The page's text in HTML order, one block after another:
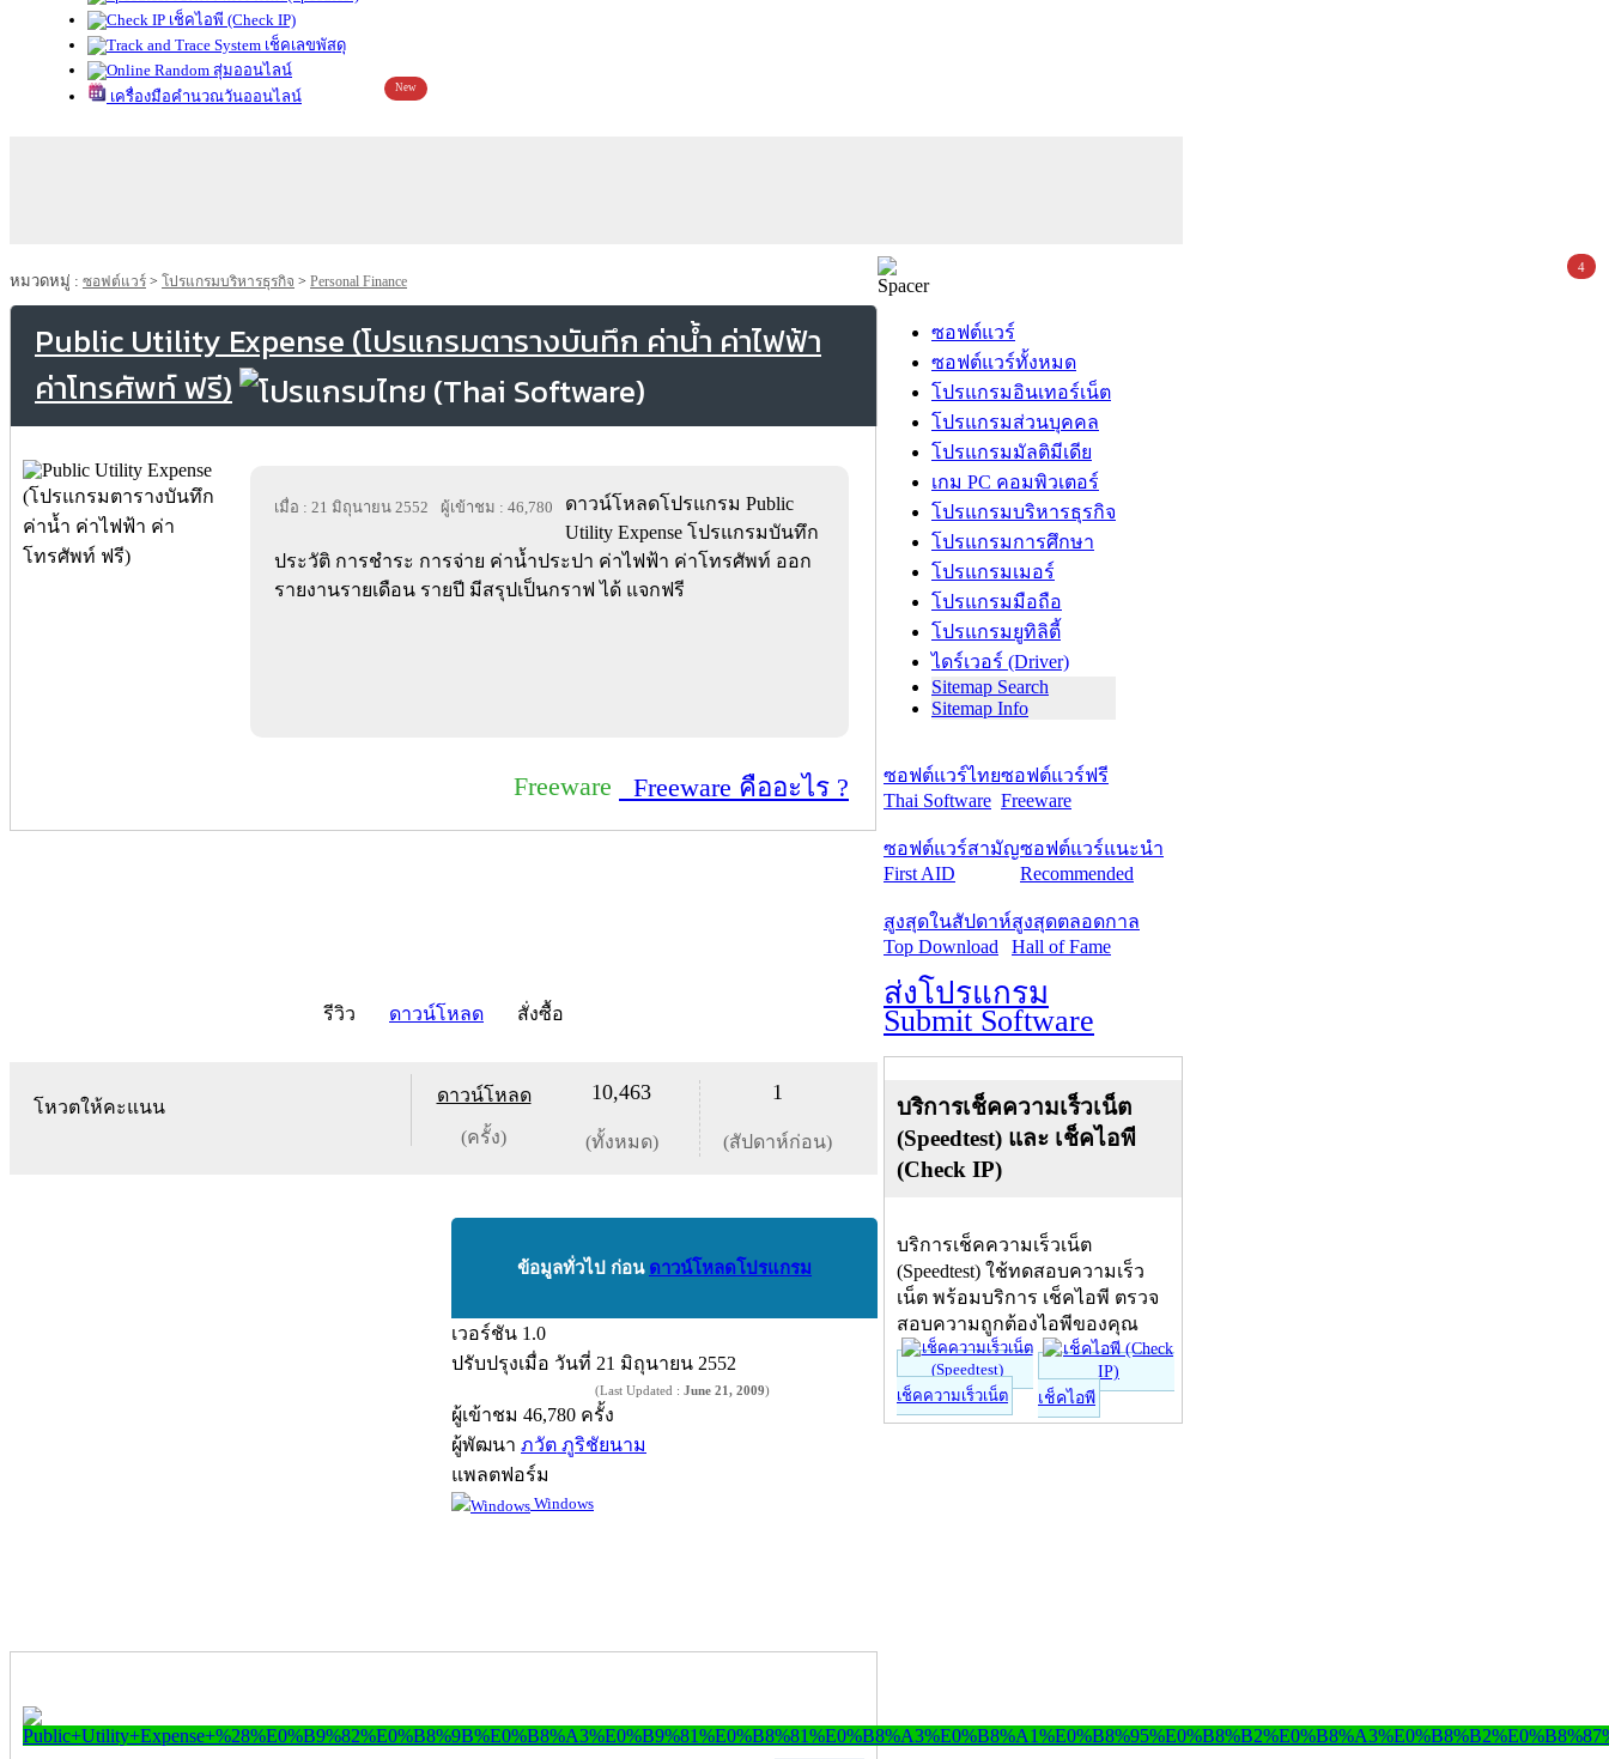
เช็คไอพี (Check IP)
เช็คเลขพัสดุ
สุ่มออนไลน์
เครื่องมือคำนวณวันออนไลน์
New
หมวดหมู่ : ซอฟต์แวร์ > โปรแกรมบริหารธุรกิจ > Personal Finance
Public Utility Expense (โปรแกรมตารางบันทึก ค่าน้ำ ค่าไฟฟ้า
ค่าโทรศัพท์ ฟรี)
เมื่อ : 21 มิถุนายน 2552 ผู้เข้าชม : 46,780
ดาวน์โหลดโปรแกรม Public
Utility Expense โปรแกรมบันทึก
ประวัติ การชำระ การจ่าย ค่าน้ำประปา ค่าไฟฟ้า ค่าโทรศัพท์ ออก
รายงานรายเดือน รายปี มีสรุปเป็นกราฟ ได้ แจกฟรี
Freeware Freeware คืออะไร ?
รีวิว ดาวน์โหลด สั่งซื้อ
โหวตให้คะแนน
ดาวน์โหลด
(ครั้ง)
10,463
(ทั้งหมด)
1
(สัปดาห์ก่อน)
ข้อมูลทั่วไป ก่อน ดาวน์โหลดโปรแกรม
เวอร์ชัน 1.0
ปรับปรุงเมื่อ วันที่ 21 มิถุนายน 2552
(Last Updated : June 21, 2009)
ผู้เข้าชม 46,780 ครั้ง
ผู้พัฒนา ภวัต ภูริชัยนาม
แพลตฟอร์ม
Windows
ซอฟต์แวร์
ซอฟต์แวร์ทั้งหมด
โปรแกรมอินเทอร์เน็ต
โปรแกรมส่วนบุคคล
โปรแกรมมัลติมีเดีย
เกม PC คอมพิวเตอร์
โปรแกรมบริหารธุรกิจ
โปรแกรมการศึกษา
โปรแกรมเมอร์
โปรแกรมมือถือ
โปรแกรมยูทิลิตี้
ไดร์เวอร์ (Driver)
Sitemap Search
Sitemap Info
ซอฟต์แวร์ไทย
Thai Software
ซอฟต์แวร์ฟรี
Freeware
ซอฟต์แวร์สามัญ
First AID
ซอฟต์แวร์แนะนำ
Recommended
สูงสุดในสัปดาห์
Top Download
สูงสุดตลอดกาล
Hall of Fame
ส่งโปรแกรม
Submit Software
บริการเช็คความเร็วเน็ต
(Speedtest) และ เช็คไอพี
(Check IP)
บริการเช็คความเร็วเน็ต
(Speedtest) ใช้ทดสอบความเร็ว
เน็ต พร้อมบริการ เช็คไอพี ตรวจ
สอบความถูกต้องไอพีของคุณ
เช็คความเร็วเน็ต เช็คไอพี
4